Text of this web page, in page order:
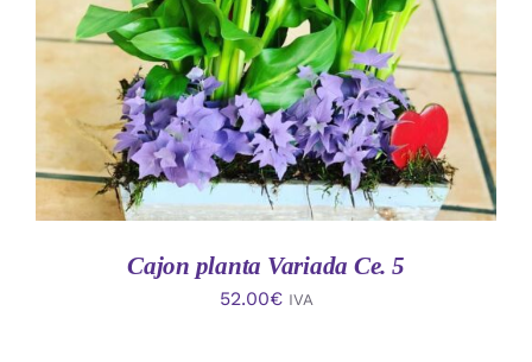
DETALLES
Cajon planta Variada Ce. 5
52.00€ IVA